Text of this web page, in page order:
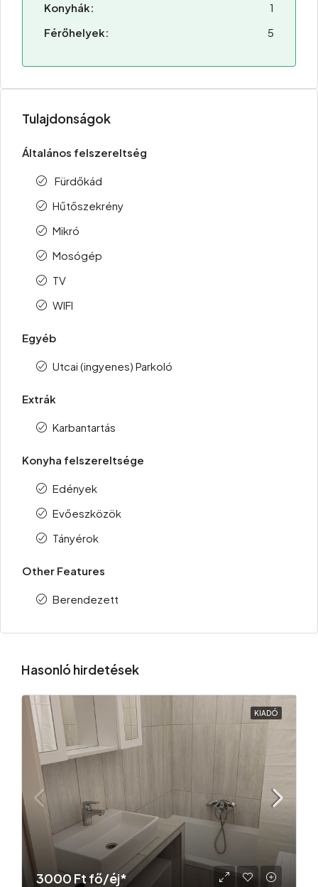
Konyhák:
1
Férőhelyek:
5
Tulajdonságok
Általános felszereltség
Fürdőkád
Hűtőszekrény
Mikró
Mosógép
TV
WIFI
Egyéb
Utcai (ingyenes) Parkoló
Extrák
Karbantartás
Konyha felszereltsége
Edények
Evőeszközök
Tányérok
Other Features
Berendezett
Hasonló hirdetések
KIADÓ
3000 Ft fő/éj*